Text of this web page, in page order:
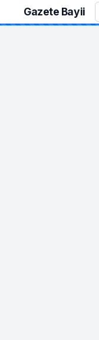
Gazete Bayii